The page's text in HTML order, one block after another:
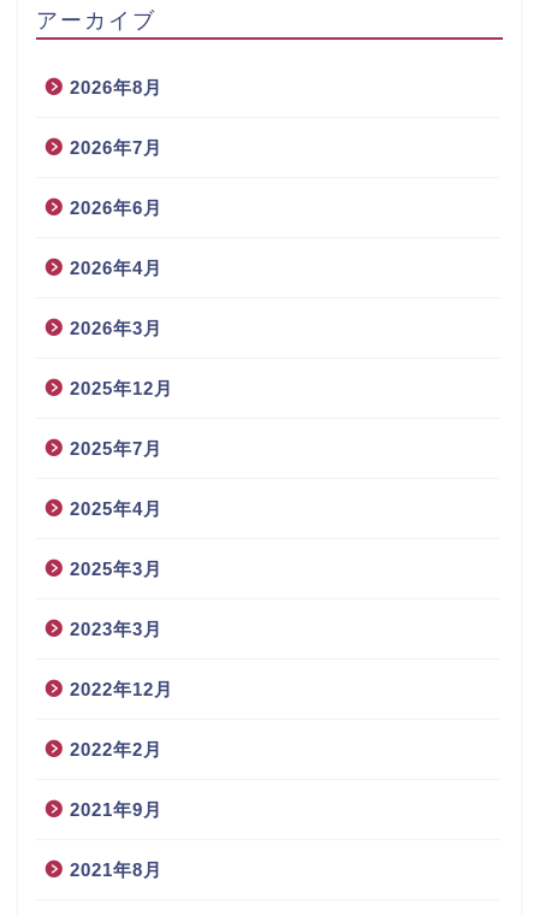
アーカイブ
2026年8月
2026年7月
2026年6月
2026年4月
2026年3月
2025年12月
2025年7月
2025年4月
2025年3月
2023年3月
2022年12月
2022年2月
2021年9月
2021年8月